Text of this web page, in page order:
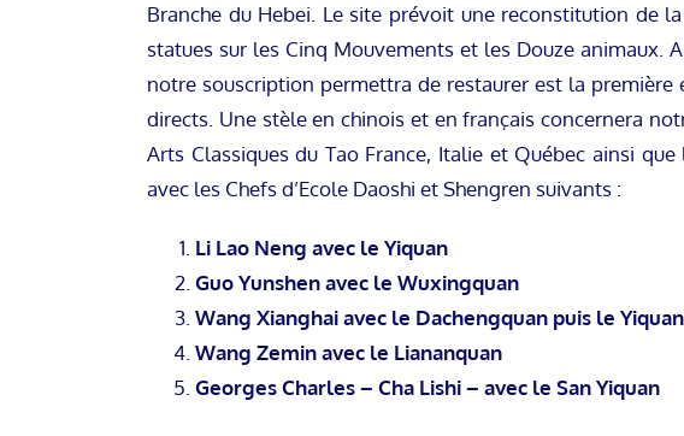
Branche du Hebei. Le site prévoit une reconstitution de
statues sur les Cinq Mouvements et les Douze animaux.
notre souscription permettra de restaurer est la première
directs. Une stèle en chinois et en français concernera
Arts Classiques du Tao France, Italie et Québec ainsi
avec les Chefs d’Ecole Daoshi et Shengren suivants :
Li Lao Neng avec le Yiquan
Guo Yunshen avec le Wuxingquan
Wang Xianghai avec le Dachengquan puis le
Wang Zemin avec le Liananquan
Georges Charles – Cha Lishi – avec le San Yiquan